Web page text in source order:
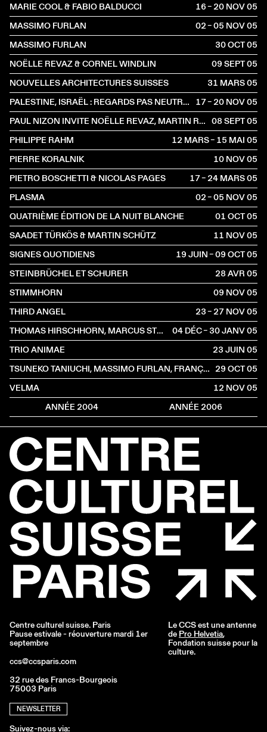
MARIE COOL & FABIO BALDUCCI
16 – 20 NOV2005
MASSIMO FURLAN
02 – 05 NOV2005
MASSIMO FURLAN
30 OCT2005
NOËLLE REVAZ & CORNEL WINDLIN
09 SEPT2005
NOUVELLES ARCHITECTURES SUISSES
31 MARS2005
PALESTINE, ISRAËL : REGARDS PAS NEUTRES 17 – 20 NOV2005
PAUL NIZON INVITE NOËLLE REVAZ, MARTIN R.DEAN, LUKAS BÄRFUSS ET PETER WEBER 08 SEPT2005
PHILIPPE RAHM
12 MARS – 15 MAI2005
PIERRE KORALNIK
10 NOV2005
PIETRO BOSCHETTI & NICOLAS PAGES
17 – 24 MARS2005
PLASMA
02 – 05 NOV2005
QUATRIÈME ÉDITION DE LA NUIT BLANCHE
01 OCT2005
SAADET TÜRKÖS & MARTIN SCHÜTZ
11 NOV2005
SIGNES QUOTIDIENS
19 JUIN – 09 OCT2005
STEINBRÜCHEL ET SCHURER
28 AVR2005
STIMMHORN
09 NOV2005
THIRD ANGEL
23 – 27 NOV2005
THOMAS HIRSCHHORN, MARCUS STEINWEG, GWENAËL MORIN
04 DÉC – 30 JANV2005
TRIO ANIMAE
23 JUIN2005
TSUNEKO TANIUCHI, MASSIMO FURLAN, FRANÇOIS KARLEN, FOOFWA D'IMOBILITE, YAN DUYVENDAK 29 OCT2005
VELMA
12 NOV2005
ANNÉE 2004
ANNÉE 2006
Centre culturel suisse. Paris
Pause estivale - réouverture mardi 1er
septembre
ccs@ccsparis.com
32 rue des Francs-Bourgeois
75003 Paris
NEWSLETTER
Suivez-nous via:
Le CCS est une antenne
de Pro Helvetia,
Fondation suisse pour la
culture.